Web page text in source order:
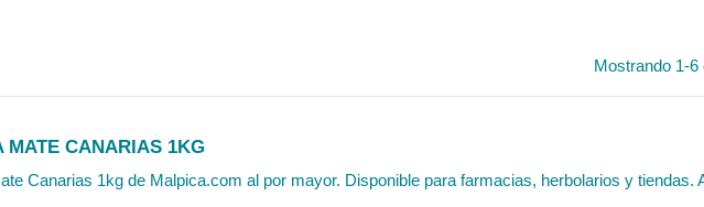
Mostrando 1-
MATE CANARIAS 1KG
Canarias 1kg de Malpica.com al por mayor. Disponible para farmacias, herbolarios y tiendas.